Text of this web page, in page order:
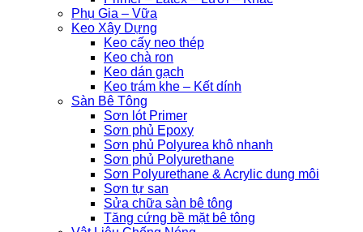
Phụ Gia – Vữa
Keo Xây Dựng
Keo cấy neo thép
Keo chà ron
Keo dán gạch
Keo trám khe – Kết dính
Sàn Bê Tông
Sơn lót Primer
Sơn phủ Epoxy
Sơn phủ Polyurea khô nhanh
Sơn phủ Polyurethane
Sơn Polyurethane & Acrylic dung môi
Sơn tự san
Sửa chữa sàn bê tông
Tăng cứng bề mặt bê tông